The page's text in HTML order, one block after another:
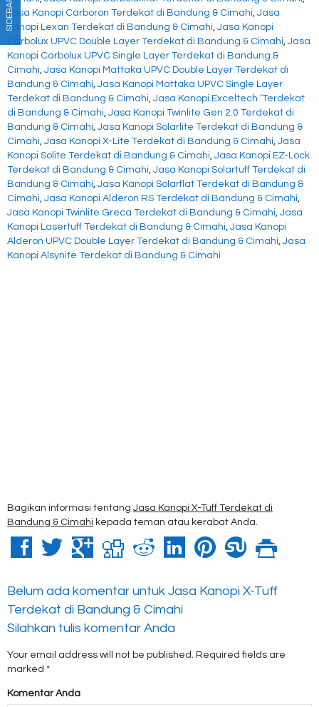
Jasa Kanopi Carboron Terdekat di Bandung & Cimahi, Jasa
Kanopi Lexan Terdekat di Bandung & Cimahi, Jasa Kanopi
Carbolux UPVC Double Layer Terdekat di Bandung & Cimahi, Jasa
Kanopi Carbolux UPVC Single Layer Terdekat di Bandung &
Cimahi, Jasa Kanopi Mattaka UPVC Double Layer Terdekat di
Bandung & Cimahi, Jasa Kanopi Mattaka UPVC Single Layer
Terdekat di Bandung & Cimahi, Jasa Kanopi Exceltech ‘Terdekat
di Bandung & Cimahi, Jasa Kanopi Twinlite Gen 2.0 Terdekat di
Bandung & Cimahi, Jasa Kanopi Solarlite Terdekat di Bandung &
Cimahi, Jasa Kanopi X-Lite Terdekat di Bandung & Cimahi, Jasa
Kanopi Solite Terdekat di Bandung & Cimahi, Jasa Kanopi EZ-Lock
Terdekat di Bandung & Cimahi, Jasa Kanopi Solartuff Terdekat di
Bandung & Cimahi, Jasa Kanopi Solarflat Terdekat di Bandung &
Cimahi, Jasa Kanopi Alderon RS Terdekat di Bandung & Cimahi,
Jasa Kanopi Twinlite Greca Terdekat di Bandung & Cimahi, Jasa
Kanopi Lasertuff Terdekat di Bandung & Cimahi, Jasa Kanopi
Alderon UPVC Double Layer Terdekat di Bandung & Cimahi, Jasa
Kanopi Alsynite Terdekat di Bandung & Cimahi
Bagikan informasi tentang Jasa Kanopi X-Tuff Terdekat di
Bandung & Cimahi kepada teman atau kerabat Anda.
Belum ada komentar untuk Jasa Kanopi X-Tuff
Terdekat di Bandung & Cimahi
Silahkan tulis komentar Anda
Your email address will not be published. Required fields are
marked *
Komentar Anda
SIDEBAR